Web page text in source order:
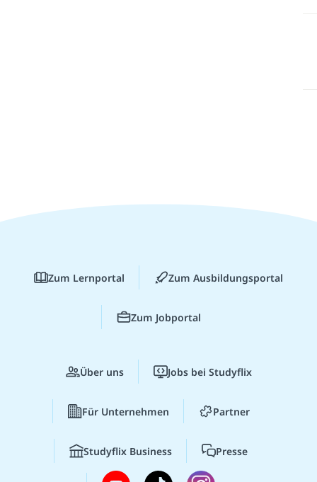
Zum Lernportal Zum Ausbildungsportal
Zum Jobportal
Über uns Jobs bei Studyflix
Für Unternehmen Partner
Studyflix Business Presse